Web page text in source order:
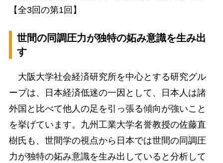
【全3回の第1回】
世間の同調圧力が独特の妬み意識を生み出
す
大阪大学社会経済研究所を中心とする研究グル
ープは、日本経済低迷の一因として、日本人は諸
外国と比べて他人の足を引っ張る傾向が強いこと
を挙げています。九州工業大学名誉教授の佐藤直
樹氏も、世間学の視点から日本では世間の同調圧
力が独特の妬み意識を生み出していると分析して